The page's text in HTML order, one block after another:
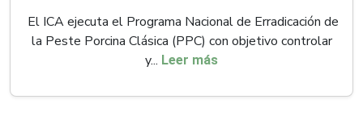
El ICA ejecuta el Programa Nacional de Erradicación de
la Peste Porcina Clásica (PPC) con objetivo controlar
y... Leer más